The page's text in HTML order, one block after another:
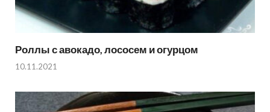
Роллы с авокадо, лососем и огурцом
10.11.2021